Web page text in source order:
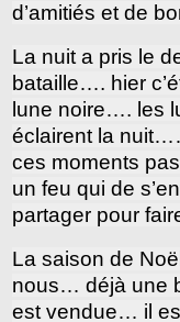
d’amitiés et de
La nuit a pris le
bataille…. hier
lune noire…. les
éclairent la
ces moments
un feu qui de
partager pour
La saison de
nous… déjà une
est vendue… il